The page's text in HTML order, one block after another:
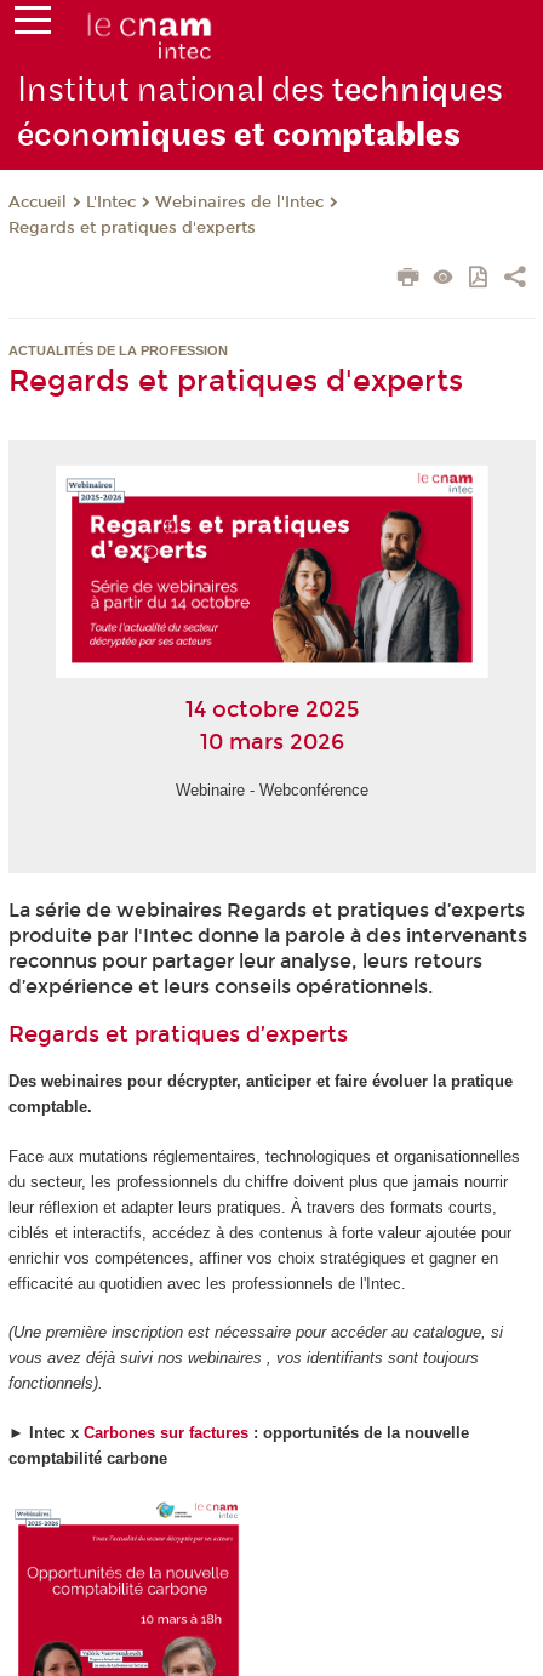
Institut national destechniques
économiques et comptables
Accueil L'Intec
Webinaires de l'Intec
Regards et pratiques d'experts
ACTUALITÉS DE LA PROFESSION
Regards et pratiques d'experts
14 octobre 2025
10 mars 2026
Webinaire - Webconférence
La série de webinaires Regards et pratiques d’experts
produite par l'Intec donne la parole à des intervenants
reconnus pour partager leur analyse, leurs retours
d’expérience et leurs conseils opérationnels.
Regards et pratiques d’experts
Des webinaires pour décrypter, anticiper et faire évoluer la pratique
comptable.
Face aux mutations réglementaires, technologiques et organisationnelles
du secteur, les professionnels du chiffre doivent plus que jamais nourrir
leur réflexion et adapter leurs pratiques. À travers des formats courts,
ciblés et interactifs, accédez à des contenus à forte valeur ajoutée pour
enrichir vos compétences, affiner vos choix stratégiques et gagner en
efficacité au quotidien avec les professionnels de l'Intec.
(Une première inscription est nécessaire pour accéder au catalogue, si
vous avez déjà suivi nos webinaires , vos identifiants sont toujours
fonctionnels).
► Intec x Carbones sur factures: opportunités de la nouvelle
comptabilité carbone